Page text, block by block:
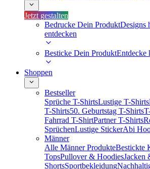
Jetzt gestalten
Bedrucke Dein ProduktDesigns
entdecken
Besticke Dein ProduktEntdecke
Shoppen
Bestseller
Sprüche T-ShirtsLustige T-Shirts
T-Shirts50. Geburtstag T-Shirts
Fahrrad T-ShirtPartner T-Shirts
SprüchenLustige StickerAbi
Männer
Alle Männer ProdukteBestickte
TopsPullover & HoodiesJacken
ShortsSportbekleidung